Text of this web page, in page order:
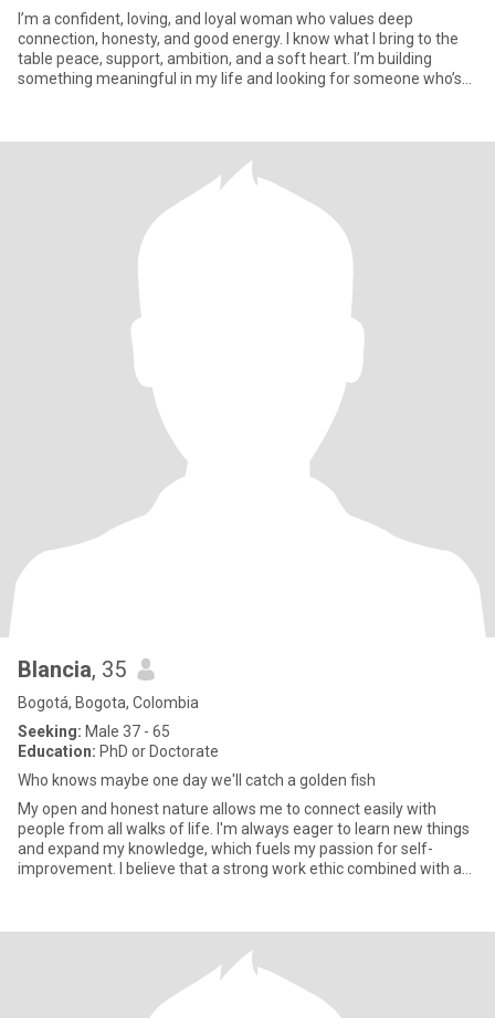
I’m a confident, loving, and loyal woman who values deep
connection, honesty, and good energy. I know what I bring to the
table peace, support, ambition, and a soft heart. I’m building
something meaningful in my life and looking for someone who’s
Blancia, 35
Bogotá, Bogota, Colombia
Seeking: Male 37 - 65
Education: PhD or Doctorate
Who knows maybe one day we'll catch a golden fish
My open and honest nature allows me to connect easily with
people from all walks of life. I'm always eager to learn new things
and expand my knowledge, which fuels my passion for self-
improvement. I believe that a strong work ethic combined with a